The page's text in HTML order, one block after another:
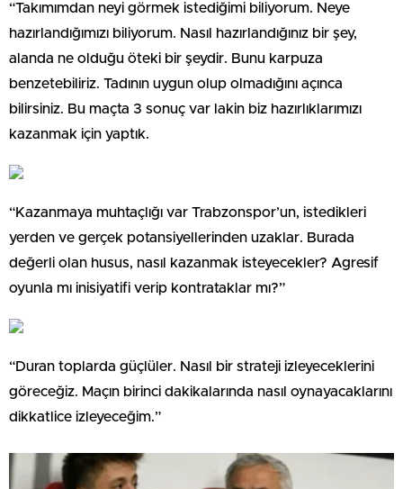
“Takımımdan neyi görmek istediğimi biliyorum. Neye
hazırlandığımızı biliyorum. Nasıl hazırlandığınız bir şey,
alanda ne olduğu öteki bir şeydir. Bunu karpuza
benzetebiliriz. Tadının uygun olup olmadığını açınca
bilirsiniz. Bu maçta 3 sonuç var lakin biz hazırlıklarımızı
kazanmak için yaptık.
“Kazanmaya muhtaçlığı var Trabzonspor’un, istedikleri
yerden ve gerçek potansiyellerinden uzaklar. Burada
değerli olan husus, nasıl kazanmak isteyecekler? Agresif
oyunla mı inisiyatifi verip kontrataklar mı?”
“Duran toplarda güçlüler. Nasıl bir strateji izleyeceklerini
göreceğiz. Maçın birinci dakikalarında nasıl oynayacaklarını
dikkatlice izleyeceğim.”